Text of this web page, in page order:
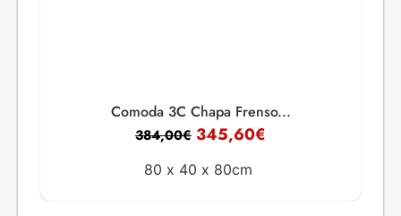
Comoda 3C Chapa Frenso...
384,00€ 345,60€
80 x 40 x 80cm